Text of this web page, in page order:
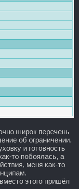
широк перечень
об ограничении.
и готовность
то побоялась, а
меня как-то
этого пришёл